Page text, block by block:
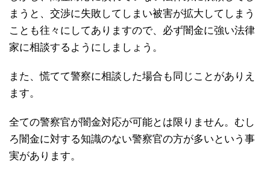
まうと、交渉に失敗してしまい被害が拡大してしまう
ことも往々にしてありますので、必ず闇金に強い法律
家に相談するようにしましょう。
また、慌てて警察に相談した場合も同じことがありえ
ます。
全ての警察官が闇金対応が可能とは限りません。むし
ろ闇金に対する知識のない警察官の方が多いという事
実があります。